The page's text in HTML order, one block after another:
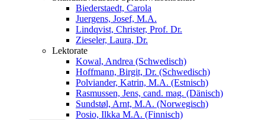
Biederstaedt, Carola
Juergens, Josef, M.A.
Lindqvist, Christer, Prof. Dr.
Zieseler, Laura, Dr.
Lektorate
Kowal, Andrea (Schwedisch)
Hoffmann, Birgit, Dr. (Schwedisch)
Polviander, Katrin, M.A. (Estnisch)
Rasmussen, Jens, cand. mag. (Dänisch)
Sundstøl, Arnt, M.A. (Norwegisch)
Posio, Ilkka M.A. (Finnisch)